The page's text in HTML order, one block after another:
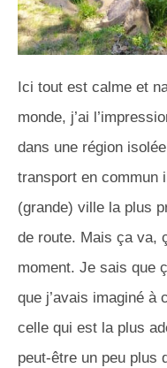
Ici tout est calme et
monde, j’ai
dans une région
transport en commun
(grande) ville la plus
de route. Mais ça va,
moment. Je sais que
que j’avais imaginé à
celle qui est la plus
peut-être un peu plus